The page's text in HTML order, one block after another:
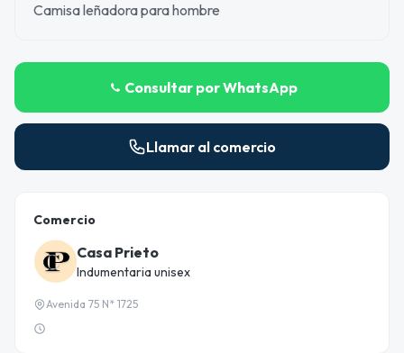
Camisa leñadora para hombre
Consultar por WhatsApp
Llamar al comercio
Comercio
Casa Prieto
Indumentaria unisex
Avenida 75 N* 1725